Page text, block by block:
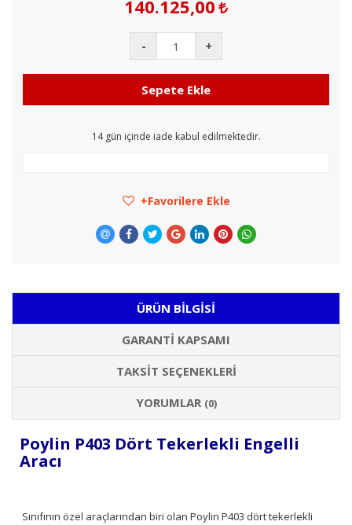
140.125,00
- +
Sepete Ekle
14gün içinde iade kabul edilmektedir.
Favorilere Ekle
ÜRÜN BILGISI
GARANTI KAPSAMI
TAKSIT SEÇENEKLERI
YORUMLAR (0)
Poylin P403 Dört Tekerlekli Engelli
Aracı
Sınıfının özel araçlarından biri olan Poylin P403 dört tekerlekli